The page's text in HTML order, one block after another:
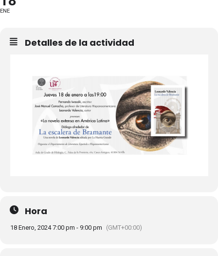
ENE
Detalles de la actividad
Hora
18 Enero, 2024 7:00 pm - 9:00 pm (GMT+00:00)